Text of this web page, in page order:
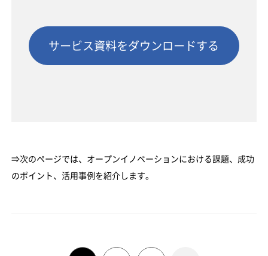
サービス資料をダウンロードする
⇒次のページでは、オープンイノベーションにおける課題、成功
のポイント、活用事例を紹介します。